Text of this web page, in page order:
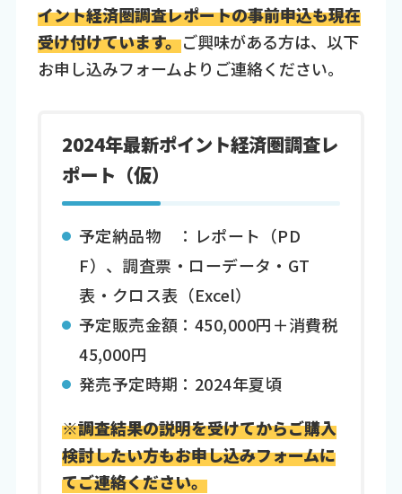
イント経済圏調査レポートの事前申込も現在
受け付けています。ご興味がある方は、以下
お申し込みフォームよりご連絡ください。
2024年最新ポイント経済圏調査レ
ポート（仮）
予定納品物 ：レポート（PD
F）、調査票・ローデータ・GT
表・クロス表（Excel）
予定販売金額：450,000円＋消費税
45,000円
発売予定時期：2024年夏頃
※調査結果の説明を受けてからご購入
検討したい方もお申し込みフォームに
てご連絡ください。